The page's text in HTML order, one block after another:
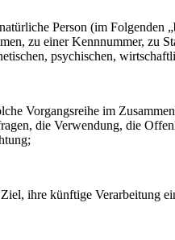
Person (im Folgenden
zu einer Kennnummer, zu
psychischen,
Vorgangsreihe im
die Verwendung, die
ihre künftige Verarbeitung